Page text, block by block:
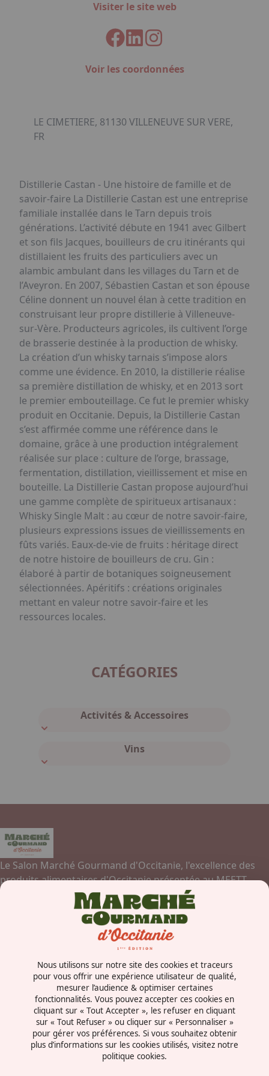
Visiter le site web
Voir les coordonnées
LE CIMETIERE, 81130 VILLENEUVE SUR VERE,
FR
Distillerie Castan - Une histoire de famille et de
savoir-faire La Distillerie Castan est une entreprise
familiale installée dans le Tarn depuis trois
générations. L’activité débute en 1941 avec Gilbert
et son fils Jacques, bouilleurs de cru itinérants qui
distillaient les fruits des particuliers avec un
alambic ambulant dans les villages du Tarn et de
l’Aveyron. En 2007, Sébastien Castan et son épouse
Céline donnent un nouvel élan à cette tradition en
construisant leur propre distillerie à Villeneuve-
sur-Vère. Producteurs agricoles, ils cultivent l’orge
de brasserie destinée à la production de whisky.
La création d’un whisky tarnais s’impose alors
comme une évidence. En 2010, la distillerie réalise
sa première distillation de whisky, et en 2013 sort
le premier embouteillage. Ce fut le premier whisky
produit en Occitanie. Depuis, la Distillerie Castan
s’est affirmée comme une référence dans le
domaine, grâce à une production intégralement
réalisée sur place : culture de l’orge, brassage,
fermentation, distillation, vieillissement et mise en
bouteille. La Distillerie Castan propose aujourd’hui
une gamme complète de spiritueux artisanaux :
Whisky Single Malt : au cœur de notre savoir-faire,
plusieurs expressions issues de vieillissements en
fûts variés. Eaux-de-vie de fruits : héritage direct
de notre histoire de bouilleurs de cru. Gin :
élaboré à partir de botaniques soigneusement
sélectionnées. Apéritifs : créations originales
mettant en valeur notre savoir-faire et les
ressources locales.
CATÉGORIES
Activités & Accessoires
Vins
Le Salon Marché Gourmand d'Occitanie, l'excellence des
produits alimentaires d'Occitanie présentée au MEETT,
Parc des Expositions, Centre de Conventions et Congrès de
Concorde Avenue
31840 - Aussonne
France
Nous utilisons sur notre site des cookies et traceurs
pour vous offrir une expérience utilisateur de qualité,
mesurer l’audience & optimiser certaines
fonctionnalités. Vous pouvez accepter ces cookies en
cliquant sur « Tout Accepter », les refuser en cliquant
sur « Tout Refuser » ou cliquer sur « Personnaliser »
pour gérer vos préférences. Si vous souhaitez obtenir
plus d’informations sur les cookies utilisés, visitez notre
politique cookies.